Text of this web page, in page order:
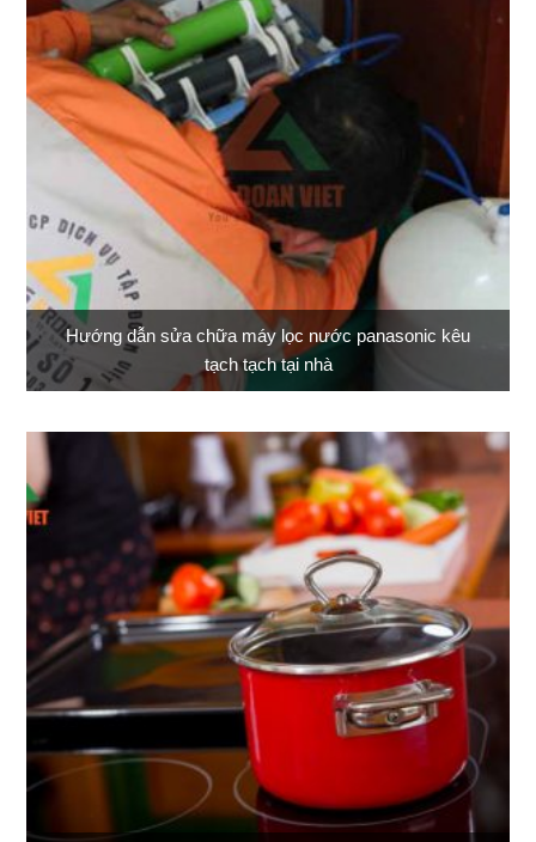
Hướng dẫn sửa chữa máy lọc nước panasonic kêu
tạch tạch tại nhà